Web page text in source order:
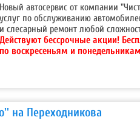
Новый автосервис от компании
услуг по обслуживанию
и слесарный ремонт любой
Действуют бессрочные акции!
по воскресеньям и
на Переходникова